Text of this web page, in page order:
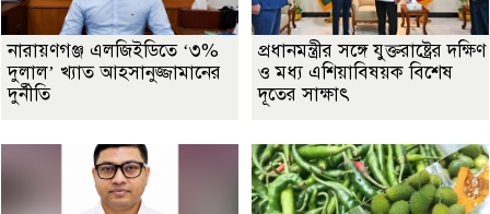
নারায়ণগঞ্জ এলজিইডিতে ‘৩%
দুলাল’ খ্যাত আহসানুজ্জামানের
দুর্নীতি
প্রধানমন্ত্রীর সঙ্গে যুক্তরাষ্ট্রের দক্ষিণ
ও মধ্য এশিয়াবিষয়ক বিশেষ
দূতের সাক্ষাৎ